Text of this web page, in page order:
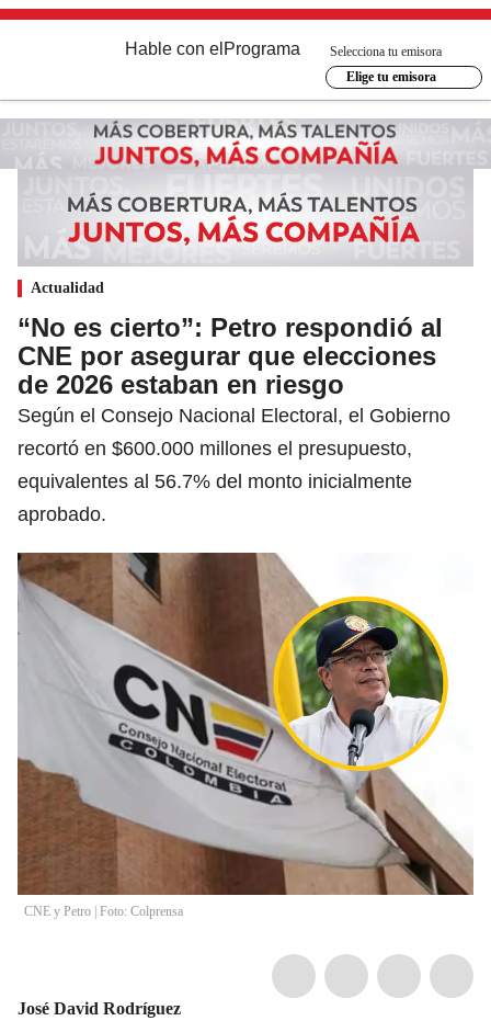
Hable con el Programa
Selecciona tu emisora
Elige tu emisora
Actualidad
“No es cierto”: Petro respondió al
CNE por asegurar que elecciones
de 2026 estaban en riesgo
Según el Consejo Nacional Electoral, el Gobierno
recortó en $600.000 millones el presupuesto,
equivalentes al 56.7% del monto inicialmente
aprobado.
CNE y Petro | Foto: Colprensa
José David Rodríguez